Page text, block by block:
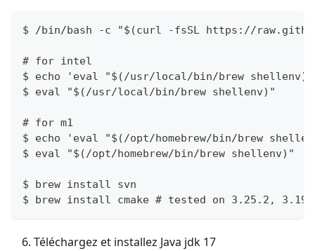
$ /bin/bash -c "$(curl -fsSL https://
# for intel
$ echo 'eval "$(/usr/local/bin/brew
$ eval "$(/usr/local/bin/brew shellenv)"
# for m1
$ echo 'eval "$(/opt/homebrew/bin/brew
$ eval "$(/opt/homebrew/bin/brew shellenv)"
$ brew install svn
$ brew install cmake # tested on 3.25.2,
Téléchargez et installez Java jdk 17